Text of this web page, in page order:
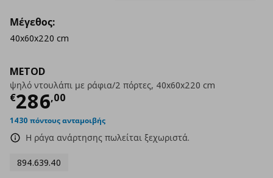
METOD
ψηλό ντουλάπι με ράφια/2 πόρτες, 40x60x220 cm
€286,00
Τρέχουσα τιμή
1430 πόντους ανταμοιβής
Η ράγα ανάρτησης πωλείται ξεχωριστά.
894.639.40
Μέγεθος:
40x60x220 cm